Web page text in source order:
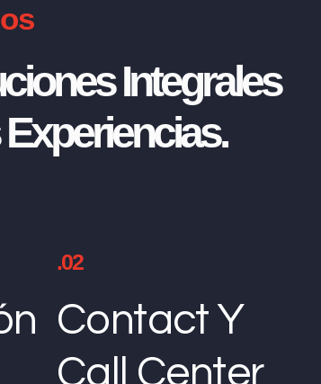
Integrales
.02
Contact Y
Call Center